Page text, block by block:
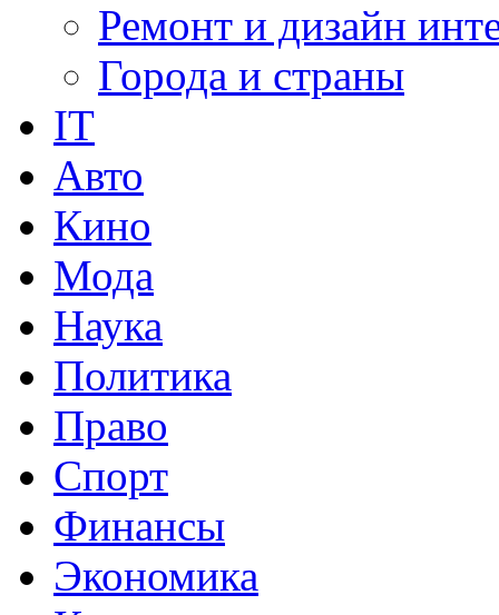
Ремонт и дизайн
Города и страны
IT
Авто
Кино
Мода
Наука
Политика
Право
Спорт
Финансы
Экономика